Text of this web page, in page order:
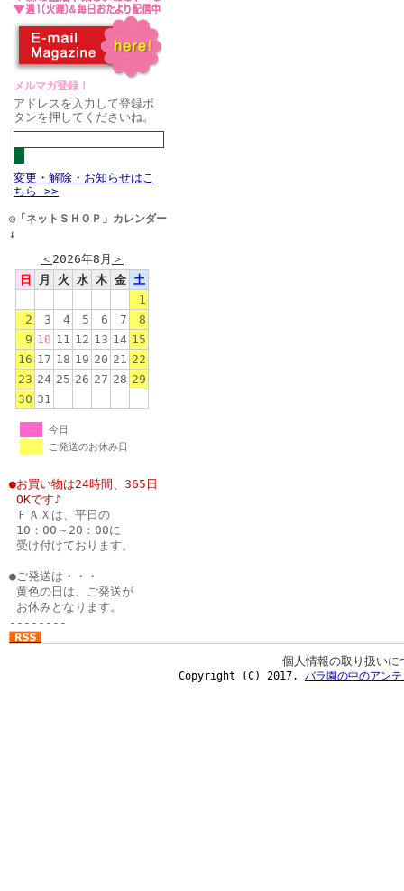
メルマガ登録！
アドレスを入力して登録ボ
タンを押してくださいね。
変更・解除・お知らせはこ
ちら >>
◎「ネットＳＨＯＰ」カレンダー
↓
＜ 2026年8月 ＞
日
月 火 水 木 金 土
1
2
3 4 5 6 7
8
9 10 11 12 13 14 15
16 17 18 19 20 21 22
23 24 25 26 27 28 29
30 31
今日
ご発送のお休み日
●お買い物は24時間、365日
OKです♪
ＦＡＸは、平日の
10：00～20：00に
受け付けております。
●ご発送は・・・
黄色の日は、ご発送が
お休みとなります。
--------
個人情報の取り扱いに
Copyright (C) 2017. バラ園の中のアン